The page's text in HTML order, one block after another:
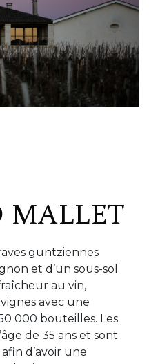
MALLET
guntziennes
et d’un sous-sol
au vin,
avec une
000 bouteilles. Les
de 35 ans et sont
d’avoir une